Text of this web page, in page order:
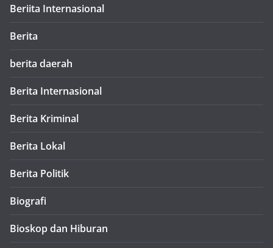
Beriita Internasional
Berita
berita daerah
Berita Internasional
Berita Kriminal
Berita Lokal
Berita Politik
Biografi
Bioskop dan Hiburan